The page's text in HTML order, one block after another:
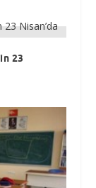
23